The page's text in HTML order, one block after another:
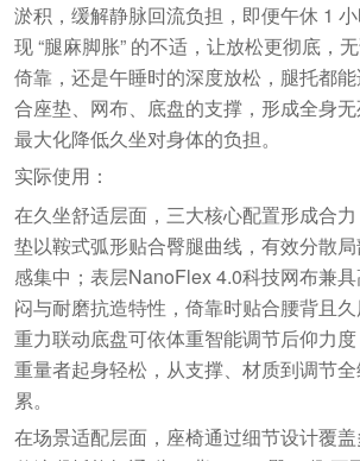
淤积，缓解静脉回流负担，即便午休 1
现 “腿麻脚胀” 的不适，让放松更彻底，
倚靠，还是午睡时的深度放松，腿托都
合座垫、网布、底盘的支撑，形成全身无
最大化降低久坐对身体的负担。
实际使用：
在久坐舒适层面，三大核心配置形成合
垫以鞍式弧形贴合臀腿曲线，有效分散
感集中；表层NanoFlex 4.0科技网布兼
闷与耐磨抗造特性，倚靠时贴合腰背且
重力联动底盘可依体重智能调节后仰力度
重量者起身轻松，从支撑、材质到调节
累。
在场景适配层面，座椅通过细节设计覆